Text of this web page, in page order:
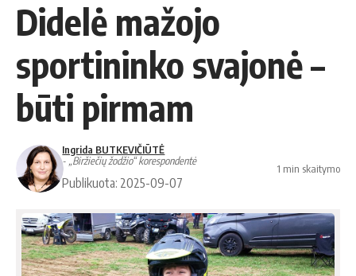
Didelė mažojo
sportininko svajonė –
būti pirmam
Ingrida BUTKEVIČIŪTĖ
- „Biržiečių žodžio“ korespondentė
Publikuota: 2025-09-07
1 min skaitymo